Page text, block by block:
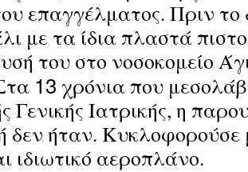
επαγγέλματος. Πριν το
με τα ίδια πλαστά
του στο νοσοκομείο
13 χρόνια που
Γενικής Ιατρικής, η
δεν ήταν.
ιδιωτικό αεροπλάνο.